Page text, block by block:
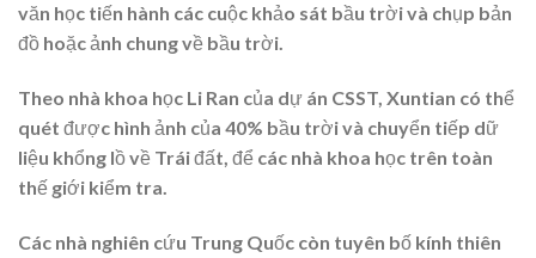
văn học tiến hành các cuộc khảo sát bầu trời và chụp bản
đồ hoặc ảnh chung về bầu trời.
Theo nhà khoa học Li Ran của dự án CSST, Xuntian có thể
quét được hình ảnh của 40% bầu trời và chuyển tiếp dữ
liệu khổng lồ về Trái đất, để các nhà khoa học trên toàn
thế giới kiểm tra.
Các nhà nghiên cứu Trung Quốc còn tuyên bố kính thiên